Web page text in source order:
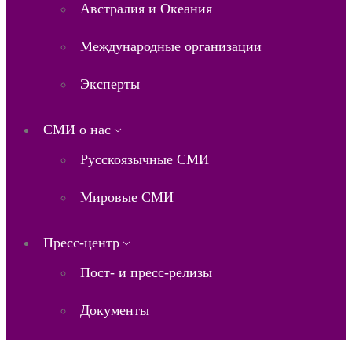
Австралия и Океания
Международные организации
Эксперты
СМИ о нас
Русскоязычные СМИ
Мировые СМИ
Пресс-центр
Пост- и пресс-релизы
Документы